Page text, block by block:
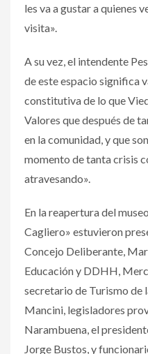
les va a gustar a quienes
visita».
A su vez, el intendente
de este espacio significa
constitutiva de lo que
Valores que después de
en la comunidad, y que
momento de tanta crisis
atravesando».
En la reapertura del
Cagliero» estuvieron
Concejo Deliberante,
Educación y DDHH,
secretario de Turismo de
Mancini, legisladores
Narambuena, el
Jorge Bustos, y